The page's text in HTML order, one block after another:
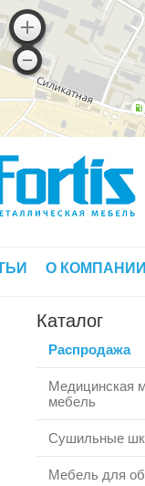
О КОМПАНИИ
Каталог
Распродажа
Медицинская
мебель
Сушильные
Мебель для